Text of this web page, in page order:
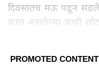
दिवसांतच मऊ पडून
करत असलेल्या काही